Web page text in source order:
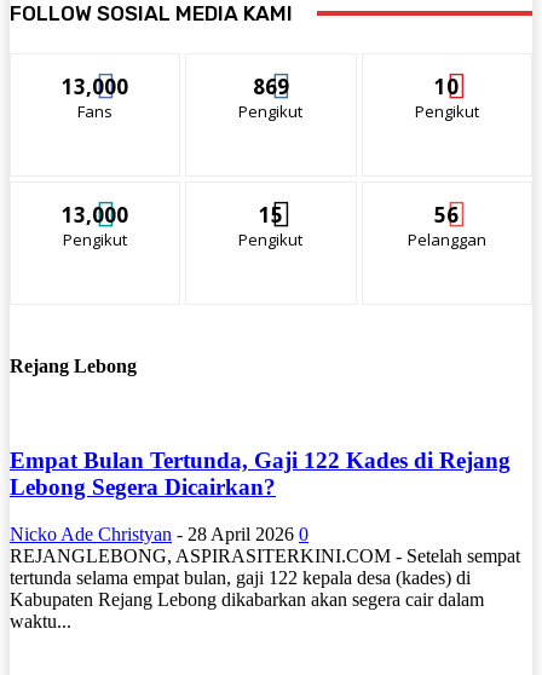
FOLLOW SOSIAL MEDIA KAMI
13,000
Fans
869
Pengikut
10
Pengikut
13,000
Pengikut
15
Pengikut
56
Pelanggan
Rejang Lebong
Empat Bulan Tertunda, Gaji 122 Kades di Rejang
Lebong Segera Dicairkan?
Nicko Ade Christyan - 28 April 2026 0
REJANGLEBONG, ASPIRASITERKINI.COM - Setelah sempat
tertunda selama empat bulan, gaji 122 kepala desa (kades) di
Kabupaten Rejang Lebong dikabarkan akan segera cair dalam
waktu...